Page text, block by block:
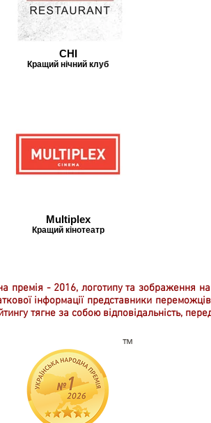
CHI
Кращий нічний клуб
Multiplex
Кращий кінотеатр
премія - 2016, логотипу та зображення
інформації представники
тягне за собою відповідальність,
™